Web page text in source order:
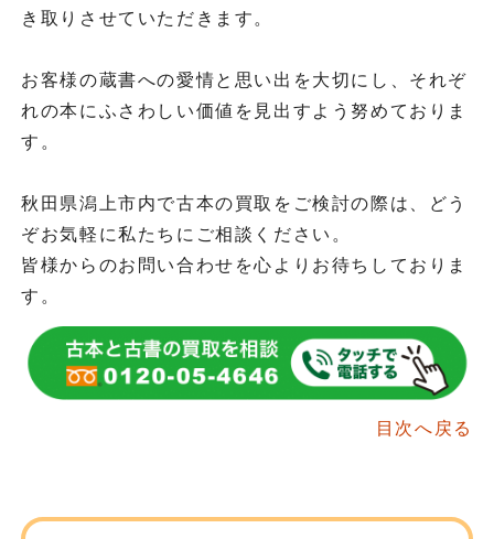
き取りさせていただきます。
お客様の蔵書への愛情と思い出を大切にし、それぞ
れの本にふさわしい価値を見出すよう努めておりま
す。
秋田県潟上市内で古本の買取をご検討の際は、どう
ぞお気軽に私たちにご相談ください。
皆様からのお問い合わせを心よりお待ちしておりま
す。
目次へ戻る